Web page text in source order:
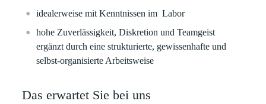
idealerweise mit Kenntnissen im Labor
hohe Zuverlässigkeit, Diskretion und Teamgeist
ergänzt durch eine strukturierte, gewissenhafte und
selbst-organisierte Arbeitsweise
Das erwartet Sie bei uns